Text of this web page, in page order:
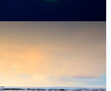
从原理到实践